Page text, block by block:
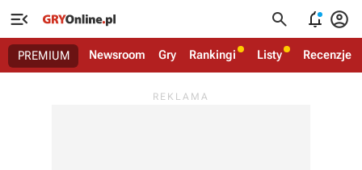
   
PREMIUM Newsroom Gry Rankingi Listy Recenzje